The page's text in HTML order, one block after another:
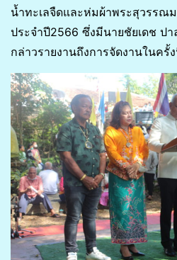
น้ำทะเลจืดและห่มผ้าพระสุวรรณ
ประจำปี2566 ซึ่งมีนายชัยเดช ปา
กล่าวรายงานถึงการจัดงานในครั้